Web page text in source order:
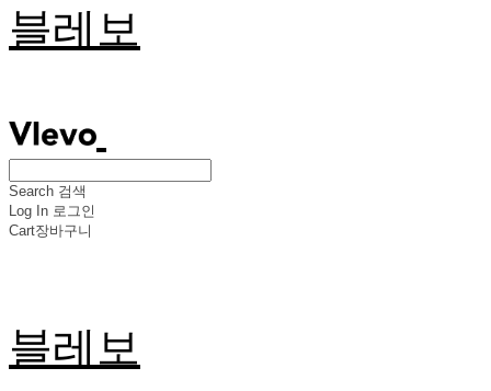
블레보
Search 검색
Log In 로그인
Cart장바구니
블레보